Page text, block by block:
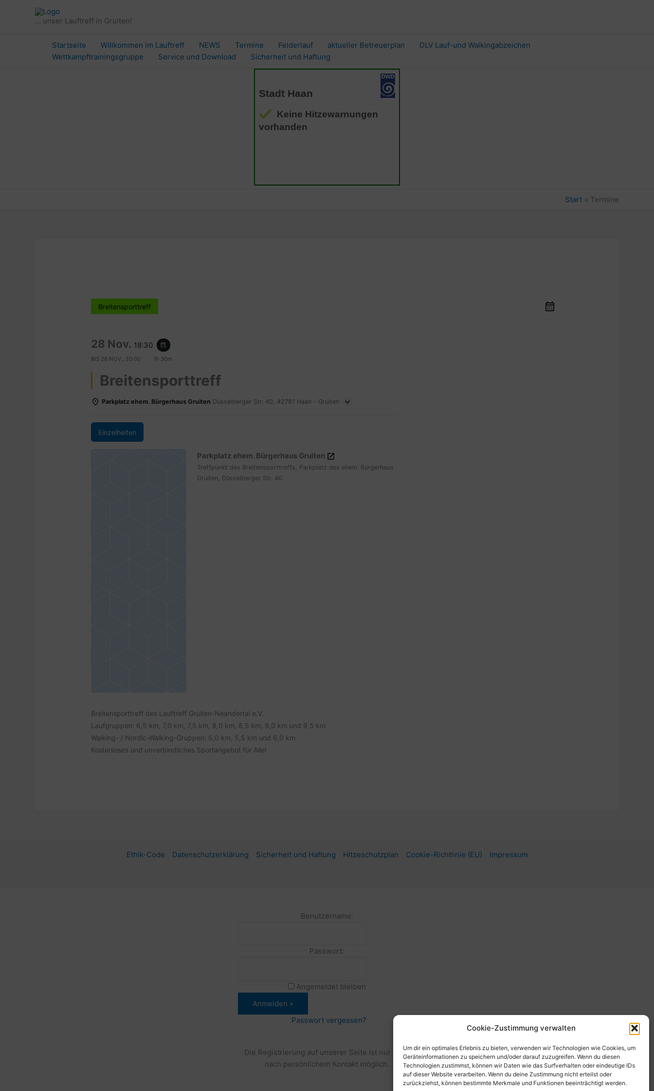
Cookie-Zustimmung verwalten
Um dir ein optimales Erlebnis zu bieten, verwenden wir Technologien wie Cookies, um
Geräteinformationen zu speichern und/oder darauf zuzugreifen. Wenn du diesen
Technologien zustimmst, können wir Daten wie das Surfverhalten oder eindeutige IDs
auf dieser Website verarbeiten. Wenn du deine Zustimmung nicht erteilst oder
zurückziehst, können bestimmte Merkmale und Funktionen beeinträchtigt werden.
... unser Lauftreff in Gruiten!
Startseite Willkommen im Lauftreff NEWS Termine Felderlauf aktueller Betreuerplan
DLV Lauf-und Walkingabzeichen
Wettkampftrainingsgruppe
Service und Download Sicherheit und Haftung
Start Termine
Breitensporttreff
28 Nov. 18:30 event_repeat
BIS 28 NOV., 20:00 1h 30m
Breitensporttreff
Parkplatz ehem. Bürgerhaus Gruiten Düsselberger Str. 40, 42781 Haan - Gruiten
Einzelheiten
Parkplatz ehem. Bürgerhaus Gruiten
Treffpunkt des Breitensporttreffs, Parkplatz des ehem. Bürgerhaus
Gruiten, Düsselberger Str. 40
Breitensporttreff des Lauftreff Gruiten-Neandertal e.V.
Laufgruppen: 6,5 km, 7,0 km, 7,5 km, 8,0 km, 8,5 km, 9,0 km und 9,5 km
Walking- / Nordic-Walking-Gruppen: 5,0 km, 5,5 km und 6,0 km
Kostenloses und unverbindliches Sportangebot für Alle!
Ethik-Code Datenschutzerklärung Sicherheit und Haftung Hitzeschutzplan Cookie-Richtlinie (EU) Impressum
Benutzername:
Passwort:
Angemeldet bleiben
Passwort vergessen?
Die Registrierung auf unserer Seite ist nur noch
nach persönlichem Kontakt möglich.